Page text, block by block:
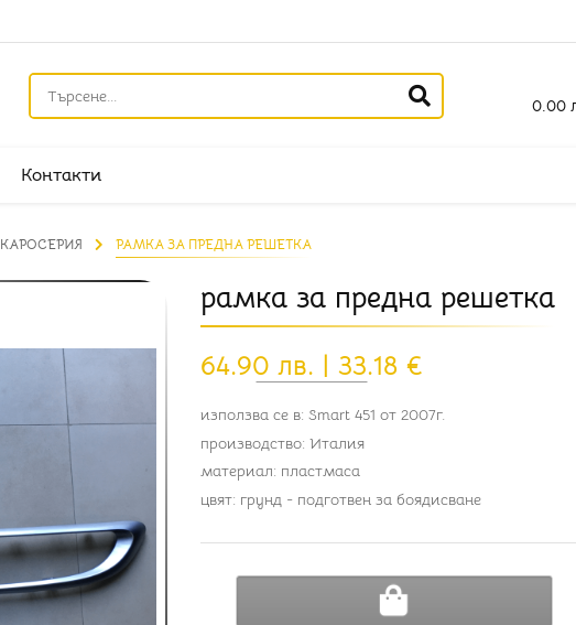
0.00
Контакти
КАРОСЕРИЯ РАМКА ЗА ПРЕДНА РЕШЕТКА
рамка за предна решетка
64.90 лв. | 33.18 €
използва се в: Smart 451 от 2007г.
производство: Италия
материал: пластмаса
цвят: грунд - подготвен за боядисване
ДОБАВИ В КОЛИЧКА